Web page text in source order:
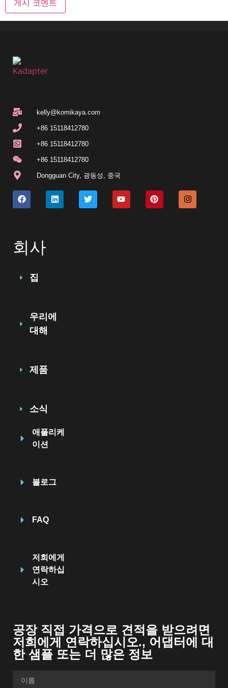
kelly@komikaya.com
+86 15118412780
+86 15118412780
+86 15118412780
Dongguan City, 광동성, 중국
회사
집
우리에
대해
제품
소식
애플리케
이션
블로그
FAQ
저희에게
연락하십
시오
공장 직접 가격으로 견적을 받으려면
저희에게 연락하십시오., 어댑터에 대
한 샘플 또는 더 많은 정보